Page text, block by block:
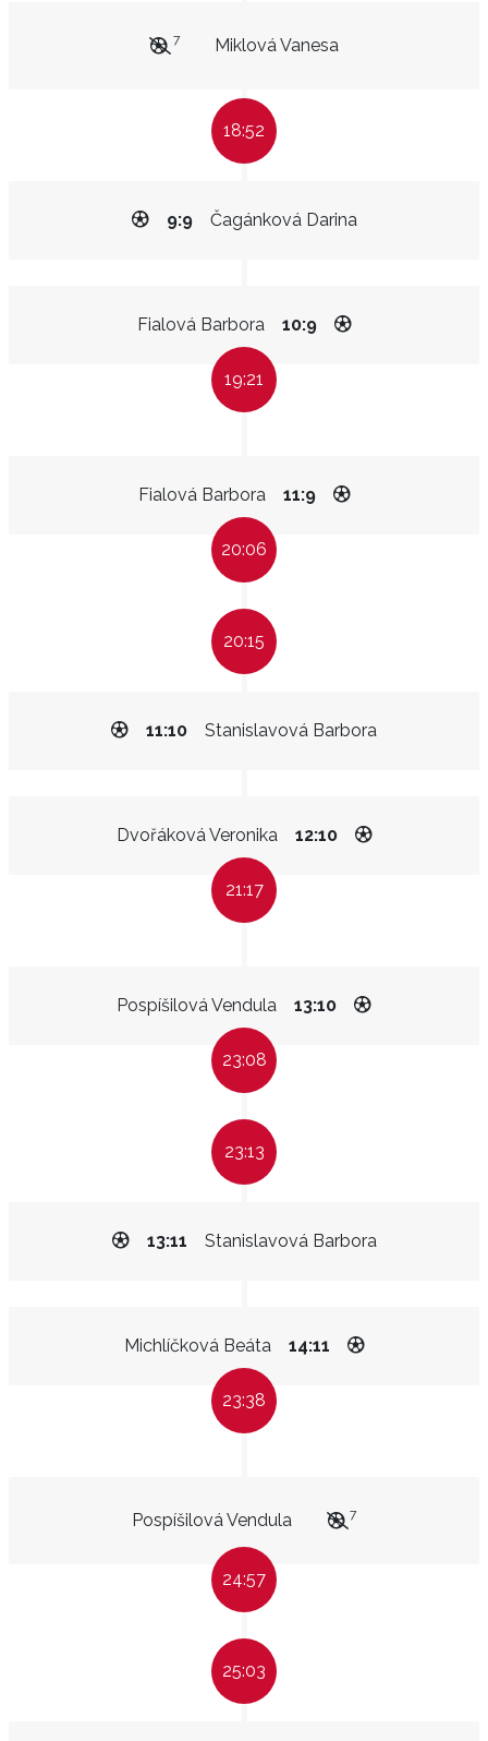
Miklová Vanesa
7
18:52
Čagánková Darina
9:9
Fialová Barbora 10:9
19:21
Fialová Barbora 11:9
20:06
20:15
Stanislavová Barbora
11:10
Dvořáková Veronika 12:10
21:17
Pospíšilová Vendula 13:10
23:08
23:13
Stanislavová Barbora
13:11
Michlíčková Beáta 14:11
23:38
Pospíšilová Vendula 7
24:57
25:03